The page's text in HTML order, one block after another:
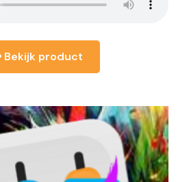
Bekijk product